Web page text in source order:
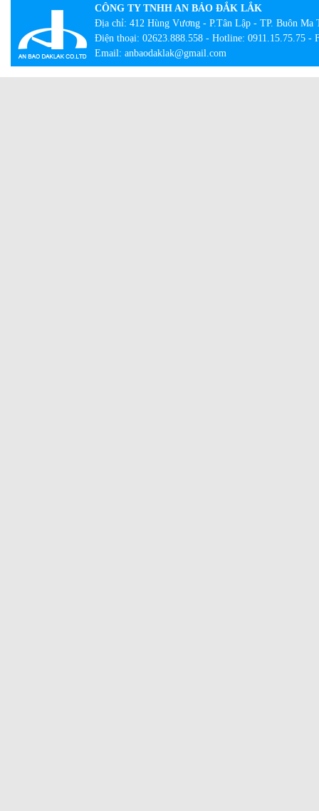
BẢO HỘ LAO ĐỘNG -
NHỮNG KHÁI NIỆM CƠ BẢN
CẦN BIẾT
Lạ lẫm với tour bắt buộc mặc đồ
bảo hộ lao động
CÔNG TY TNHH AN BẢO ĐẮK LẮK
Địa chỉ: 412 Hùng Vương - P.Tân Lập - TP. Buôn Ma
Điện thoại: 02623.888.558 - Hotline: 0911.15.75.75 -
Email: anbaodaklak@gmail.com